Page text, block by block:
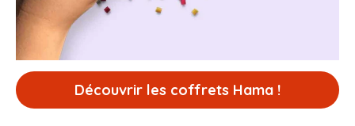
Découvrir les coffrets Hama !